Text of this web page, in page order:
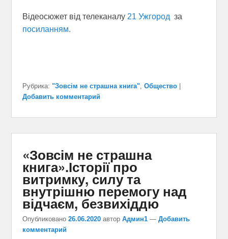
Відеосюжет від телеканалу 21 Ужгород за
посиланням.
Рубрика: "Зовсім не страшна книга", Общество
Добавить комментарий
«Зовсім не страшна
книга».Історії про
витримку, силу та
внутрішню перемогу над
відчаєм, безвихіддю
Опубликовано 26.06.2020 автор Админ1 — Добавить
комментарий